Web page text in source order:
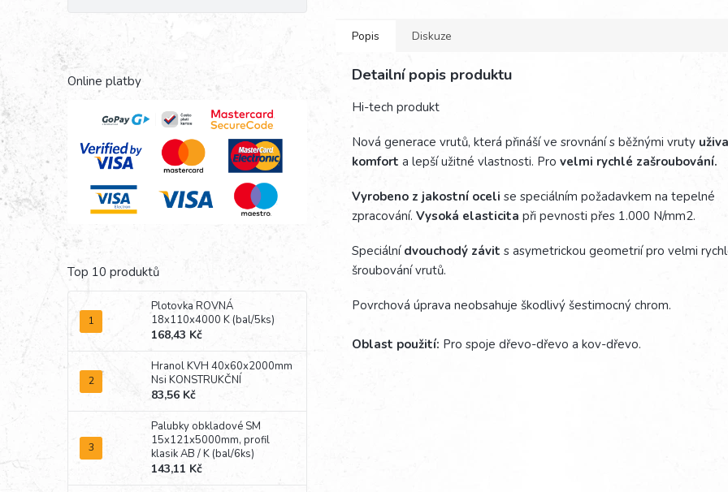
Online platby
Top 10 produktů
Plotovka ROVNÁ
18x110x4000 K (bal/5ks)
168,43 Kč
Hranol KVH 40x60x2000mm
Nsi KONSTRUKČNÍ
83,56 Kč
Palubky obkladové SM
15x121x5000mm, profil
klasik AB / K (bal/6ks)
143,11 Kč
Popis Diskuze
Detailní popis produktu
Hi-tech produkt
Nová generace vrutů, která přináší ve srovnání s běžnými vruty
komfort a lepší užitné vlastnosti. Pro velmi rychlé zašroubování.
Vyrobeno z jakostní oceli se speciálním požadavkem na tepelné
zpracování. Vysoká elasticita při pevnosti přes 1.000 N/mm2.
Speciální dvouchodý závit s asymetrickou geometrií pro velmi
šroubování vrutů.
Povrchová úprava neobsahuje škodlivý šestimocný chrom.
Oblast použití: Pro spoje dřevo-dřevo a kov-dřevo.